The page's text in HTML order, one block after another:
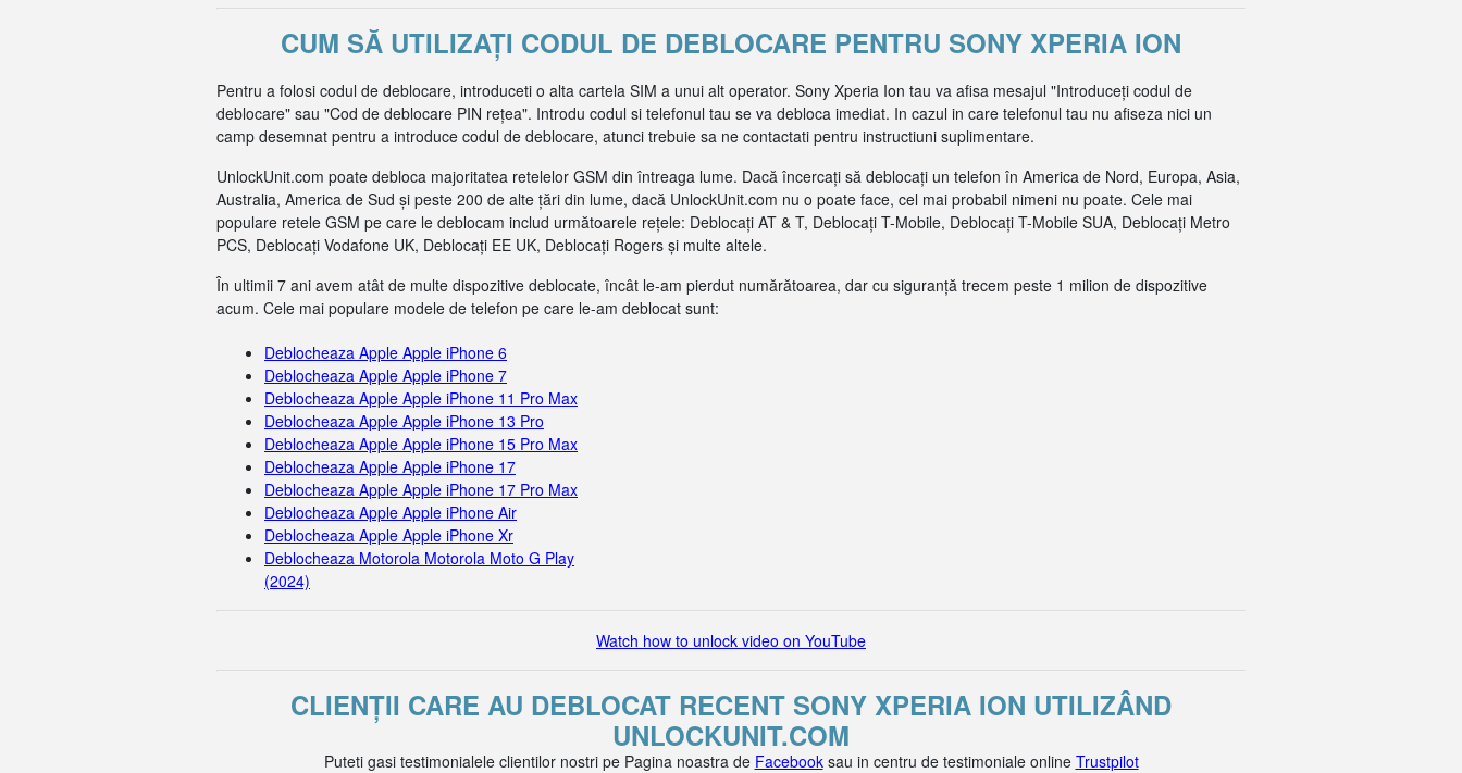
CUM SĂ UTILIZAȚI CODUL DE DEBLOCARE PENTRU SONY XPERIA ION
Pentru a folosi codul de deblocare, introduceti o alta cartela SIM a unui alt operator. Sony Xperia Ion tau va afisa mesajul "Introduceți codul de
deblocare" sau "Cod de deblocare PIN rețea". Introdu codul si telefonul tau se va debloca imediat. In cazul in care telefonul tau nu afiseza nici un
camp desemnat pentru a introduce codul de deblocare, atunci trebuie sa ne contactati pentru instructiuni suplimentare.
UnlockUnit.com poate debloca majoritatea retelelor GSM din întreaga lume. Dacă încercați să deblocați un telefon în America de Nord, Europa, Asia,
Australia, America de Sud și peste 200 de alte țări din lume, dacă UnlockUnit.com nu o poate face, cel mai probabil nimeni nu poate. Cele mai
populare retele GSM pe care le deblocam includ următoarele rețele: Deblocați AT & T, Deblocați T-Mobile, Deblocați T-Mobile SUA, Deblocați Metro
PCS, Deblocați Vodafone UK, Deblocați EE UK, Deblocați Rogers și multe altele.
În ultimii 7 ani avem atât de multe dispozitive deblocate, încât le-am pierdut numărătoarea, dar cu siguranță trecem peste 1 milion de dispozitive
acum. Cele mai populare modele de telefon pe care le-am deblocat sunt:
Deblocheaza Apple Apple iPhone 6
Deblocheaza Apple Apple iPhone 7
Deblocheaza Apple Apple iPhone 11 Pro Max
Deblocheaza Apple Apple iPhone 13 Pro
Deblocheaza Apple Apple iPhone 15 Pro Max
Deblocheaza Apple Apple iPhone 17
Deblocheaza Apple Apple iPhone 17 Pro Max
Deblocheaza Apple Apple iPhone Air
Deblocheaza Apple Apple iPhone Xr
Deblocheaza Motorola Motorola Moto G Play
(2024)
Watch how to unlock video on YouTube
CLIENȚII CARE AU DEBLOCAT RECENT SONY XPERIA ION UTILIZÂND
UNLOCKUNIT.COM
Puteti gasi testimonialele clientilor nostri pe Pagina noastra de Facebooksau in centru de testimoniale online Trustpilot